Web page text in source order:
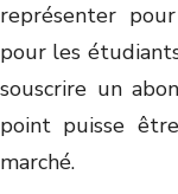
représenter
pour les
souscrire un
point puisse
marché.